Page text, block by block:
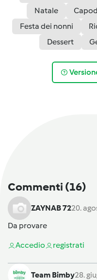
Natale
Festa dei nonni
Dessert
Commenti (16)
ZAYNAB 7220.
Da provare
Accedio registrati
Team Bimby28.